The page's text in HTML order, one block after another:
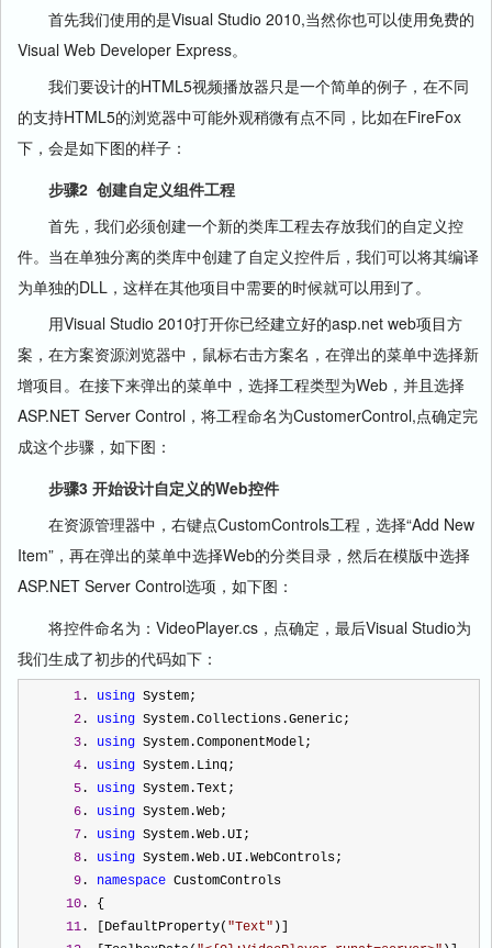
首先我们使用的是Visual Studio 2010,当然你也可以使用免费的
Visual Web Developer Express。
我们要设计的HTML5视频播放器只是一个简单的例子，在不同
的支持HTML5的浏览器中可能外观稍微有点不同，比如在FireFox
下，会是如下图的样子：
步骤2 创建自定义组件工程
首先，我们必须创建一个新的类库工程去存放我们的自定义控
件。当在单独分离的类库中创建了自定义控件后，我们可以将其编译
为单独的DLL，这样在其他项目中需要的时候就可以用到了。
用Visual Studio 2010打开你已经建立好的asp.net web项目方
案，在方案资源浏览器中，鼠标右击方案名，在弹出的菜单中选择新
增项目。在接下来弹出的菜单中，选择工程类型为Web，并且选择
ASP.NET Server Control，将工程命名为CustomerControl,点确定完
成这个步骤，如下图：
步骤3 开始设计自定义的Web控件
在资源管理器中，右键点CustomControls工程，选择“Add New
Item”，再在弹出的菜单中选择Web的分类目录，然后在模版中选择
ASP.NET Server Control选项，如下图：
将控件命名为：VideoPlayer.cs，点确定，最后Visual Studio为
我们生成了初步的代码如下：
1. using System;
2. using System.Collections.Generic;
3. using System.ComponentModel;
4. using System.Linq;
5. using System.Text;
6. using System.Web;
7. using System.Web.UI;
8. using System.Web.UI.WebControls;
9. namespace CustomControls
10. {
11. [DefaultProperty( "Text" )]